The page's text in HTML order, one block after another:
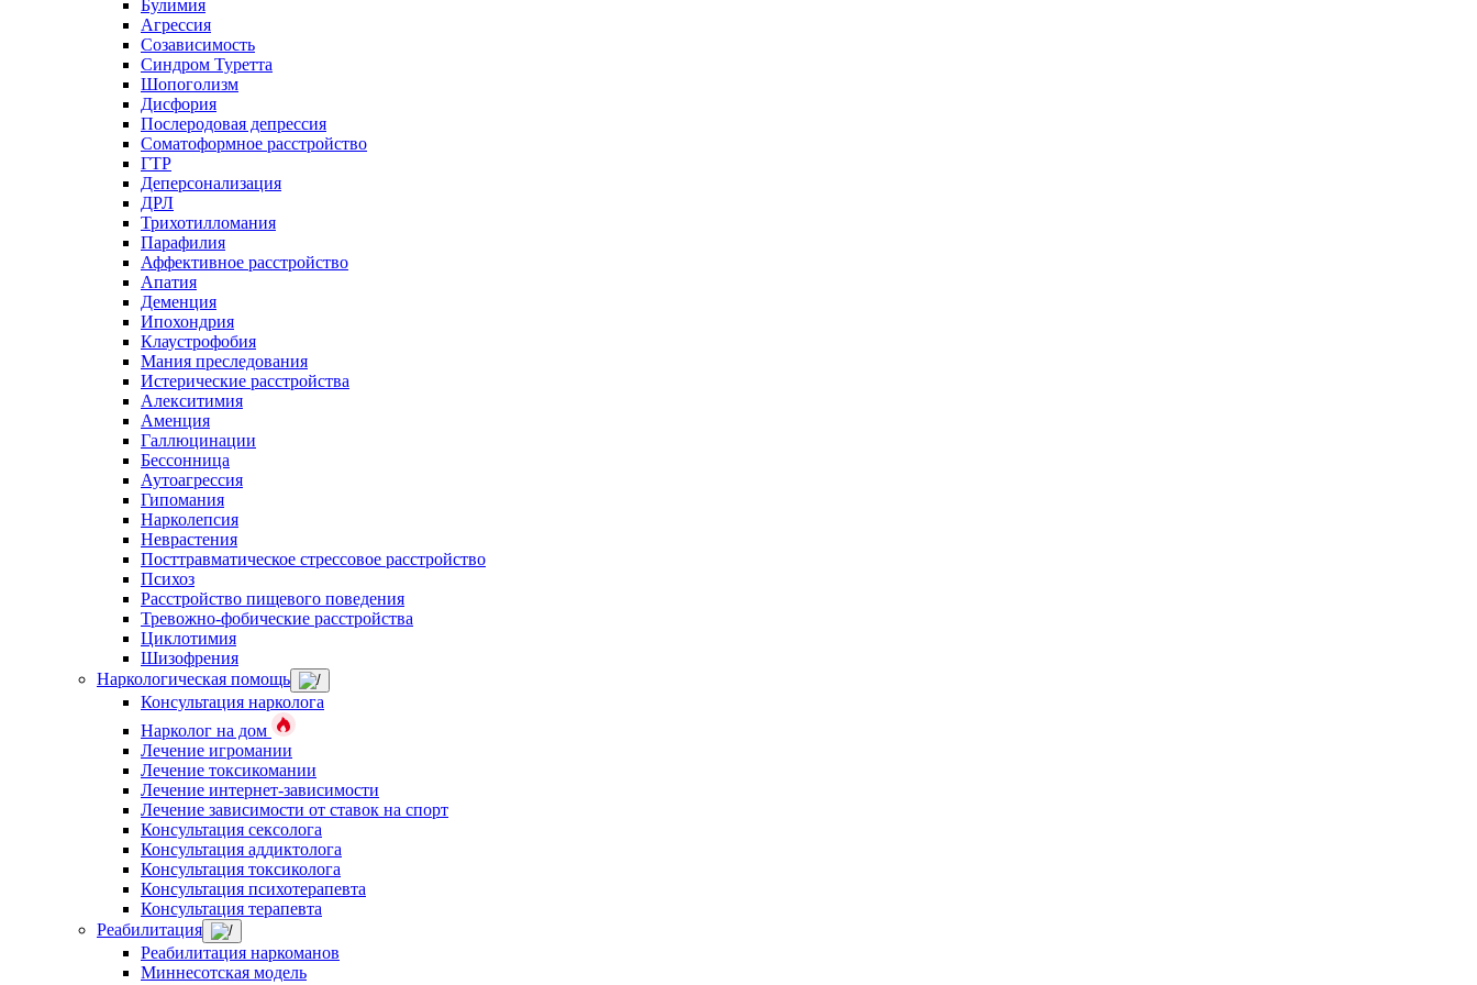
Булимия
Агрессия
Созависимость
Синдром Туретта
Шопоголизм
Дисфория
Послеродовая депрессия
Соматоформное расстройство
ГТР
Деперсонализация
ДРЛ
Трихотилломания
Парафилия
Аффективное расстройство
Апатия
Деменция
Ипохондрия
Клаустрофобия
Мания преследования
Истерические расстройства
Алекситимия
Аменция
Галлюцинации
Бессонница
Аутоагрессия
Гипомания
Нарколепсия
Неврастения
Посттравматическое стрессовое расстройство
Психоз
Расстройство пищевого поведения
Тревожно-фобические расстройства
Циклотимия
Шизофрения
Наркологическая помощь
Консультация нарколога
Нарколог на дом
Лечение игромании
Лечение токсикомании
Лечение интернет-зависимости
Лечение зависимости от ставок на спорт
Консультация сексолога
Консультация аддиктолога
Консультация токсиколога
Консультация психотерапевта
Консультация терапевта
Реабилитация
Реабилитация наркоманов
Миннесотская модель